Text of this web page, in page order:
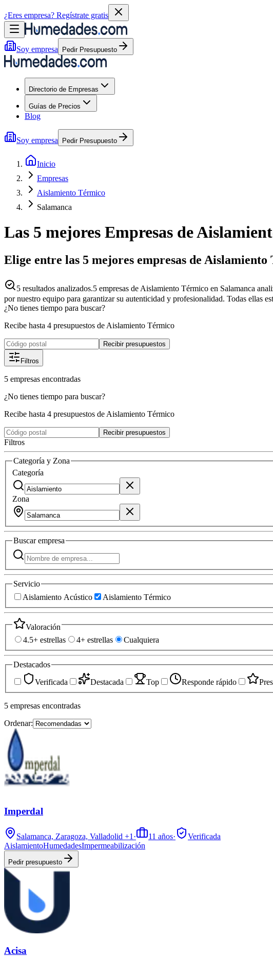
¿Eres empresa? Regístrate gratis
Soy empresa Pedir Presupuesto
Directorio de Empresas
Guías de Precios
Blog
Soy empresa Pedir Presupuesto
Inicio
Empresas
Aislamiento Térmico
Salamanca
Las 5 mejores Empresas de
Elige entre las 5 mejores empresas de Aislamiento
5 resultados analizados.5 empresas de Aislamiento Térmico en Salamanca
por nuestro equipo para garantizar su autenticidad y profesionalidad. Todas ellas
¿No tienes tiempo para buscar?
Recibe hasta 4 presupuestos de Aislamiento Térmico
Recibir presupuestos
Filtros
5 empresas encontradas
¿No tienes tiempo para buscar?
Recibe hasta 4 presupuestos de Aislamiento Térmico
Recibir presupuestos
Filtros
Categoría y Zona
Categoría
Zona
Buscarempresa
Servicio
Aislamiento Acústico
Aislamiento Térmico
Valoración
4.5+ estrellas
4+ estrellas Cualquiera
Destacados
Verificada
Destacada Top Responde rápido
5 empresas encontradas
Ordenar:
Imperdal
Salamanca, Zaragoza, Valladolid +1 · 11 años·
Verificada
AislamientoHumedadesImpermeabilización
Pedir presupuesto
Acisa